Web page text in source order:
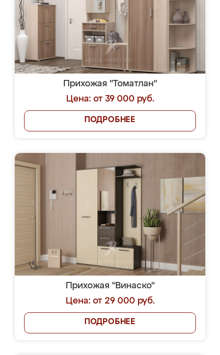
Прихожая "Томатлан"
Цена: от 39 000 руб.
ПОДРОБНЕЕ
Прихожая "Винаско"
Цена: от 29 000 руб.
ПОДРОБНЕЕ